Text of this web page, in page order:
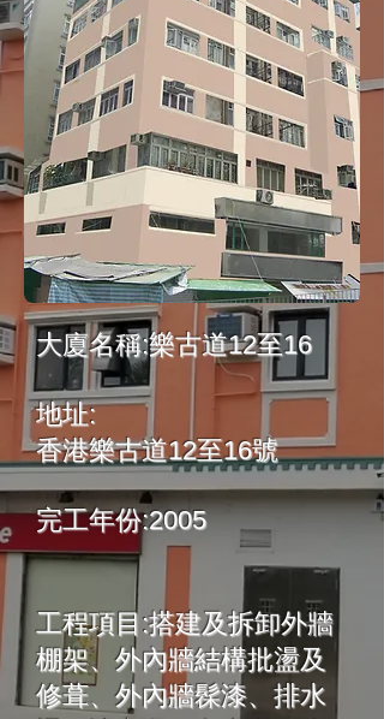
大廈名稱:樂古道12至16
地址:
香港樂古道12至16號
完工年份:2005
工程項目:搭建及拆卸外牆
棚架、外內牆結構批盪及
修葺、外內牆髹漆、排水